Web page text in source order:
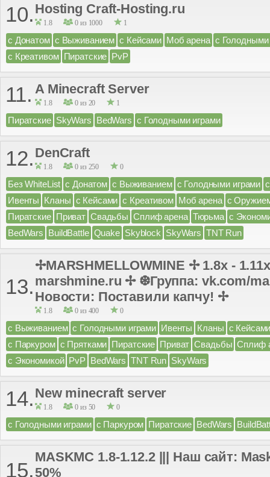
10. Hosting Craft-Hosting.ru
1.8 0 из 1000 1
с Донатом с Выживанием с Кейсами Моб арена с Голодными
с Креативом Пиратские PvP
11. A Minecraft Server
1.8 0 из 20 1
Пиратские SkyWars BedWars с Голодными играми
12. DenCraft
1.8 0 из 250 0
Без WhiteList с Донатом с Выживанием с Голодными играми
Ивенты Кланы с Кейсами с Креативом Моб арена с
Пиратские Приват Свадьбы Сплиф арена Тюрьма с
BedWars BuildBattle Quake Skyblock SkyWars TNT Run
13.
✢MARSHMELLOWMINE ✢ 1.8x -
marshmine.ru ✢ ❆Группа: vk.com/
Новости: Поставили капчу! ✢
1.8 0 из 400 0
с Выживанием с Голодными играми Ивенты Кланы с
с Паркуром с Прятками Пиратские Приват Свадьбы Сплиф
с Экономикой PvP BedWars TNT Run SkyWars
14. New minecraft server
1.8 0 из 50 0
с Голодными играми с Паркуром Пиратские BedWars
15.
MASKMC 1.8-1.12.2 ||| Наш сайт:
50%